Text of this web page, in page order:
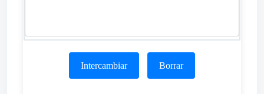
Intercambiar Borrar